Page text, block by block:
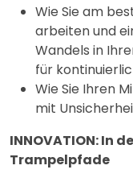
Wie Sie am
arbeiten und
Wandels in
für
Wie Sie Ihren
mit
INNOVATION: In
Trampelpfade